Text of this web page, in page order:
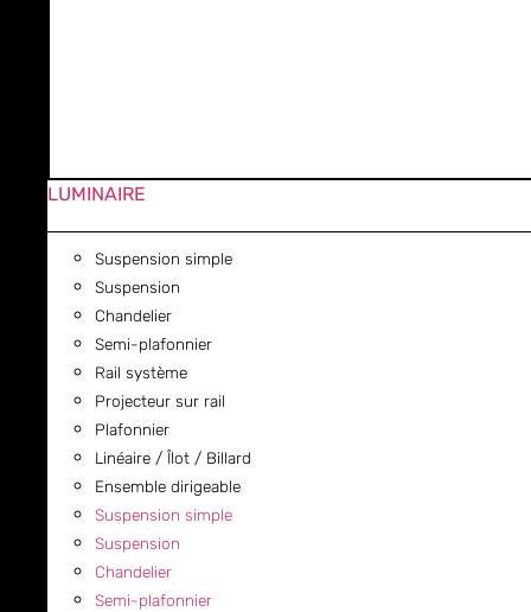
LUMINAIRE
Suspension simple
Suspension
Chandelier
Semi-plafonnier
Rail système
Projecteur sur rail
Plafonnier
Linéaire / Îlot / Billard
Ensemble dirigeable
Suspension simple
Suspension
Chandelier
Semi-plafonnier